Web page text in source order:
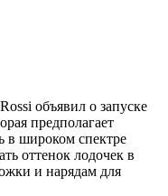
объявил о запуске
предполагает
в широком спектре
оттенок лодочек в
и нарядам для